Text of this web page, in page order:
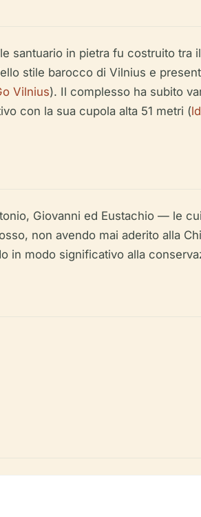
in pietra fu costruito tra
stile barocco di Vilnius e
Vilnius). Il complesso ha subito
con la sua cupola alta 51 metri (
Giovanni ed Eustachio — le
non avendo mai aderito alla
in modo significativo alla